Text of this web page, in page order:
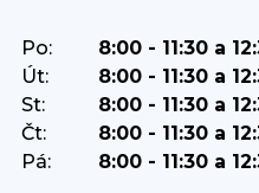
Po:
8:00 - 11:30 a
Út:
8:00 - 11:30 a
St:
8:00 - 11:30 a
Čt:
8:00 - 11:30 a
Pá:
8:00 - 11:30 a